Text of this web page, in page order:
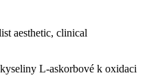
L-askorbové k oxidaci